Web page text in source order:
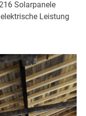
Solarpanele
Leistung